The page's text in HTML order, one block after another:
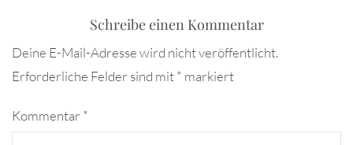
Schreibe einen Kommentar
Deine E-Mail-Adresse wird nicht veröffentlicht.
Erforderliche Felder sind mit* markiert
Kommentar *